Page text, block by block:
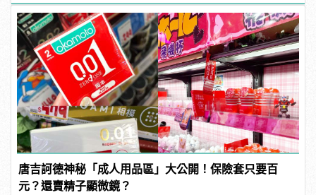
結！ | manfashion這樣變型男
唐吉訶德神秘「成人用品區」大公開！保險套只要百
元？還賣精子顯微鏡？